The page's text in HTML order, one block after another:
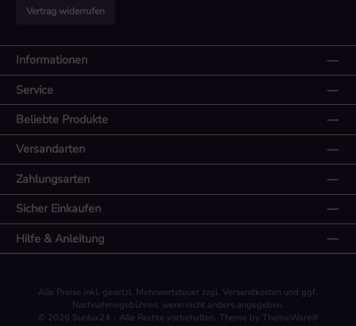
Vertrag widerrufen
Informationen
Service
Beliebte Produkte
Zahlungsarten
Versandarten
Sicher Einkaufen
Hilfe & Anleitung
Alle Preise inkl. gesetzl. Mehrwertsteuer zzgl. Versandkosten und ggf.
Nachnahmegebühren, wenn nicht anders angegeben.
© 2026 Sunlux24 - Alle Rechte vorbehalten. Theme by ThemeWare®